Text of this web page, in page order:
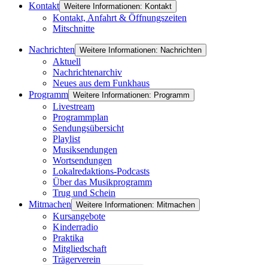
Kontakt Weitere Informationen: Kontakt
Kontakt, Anfahrt & Öffnungszeiten
Mitschnitte
Nachrichten Weitere Informationen: Nachrichten
Aktuell
Nachrichtenarchiv
Neues aus dem Funkhaus
Programm Weitere Informationen: Programm
Livestream
Programmplan
Sendungsübersicht
Playlist
Musiksendungen
Wortsendungen
Lokalredaktions-Podcasts
Über das Musikprogramm
Trug und Schein
Mitmachen Weitere Informationen: Mitmachen
Kursangebote
Kinderradio
Praktika
Mitgliedschaft
Trägerverein